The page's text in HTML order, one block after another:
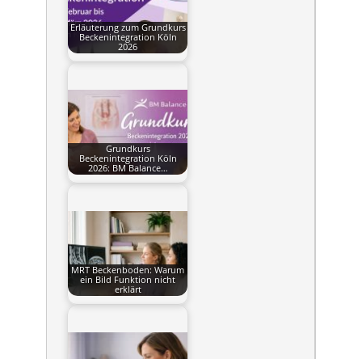
Erläuterung zum Grundkurs
Beckenintegration Köln
2026
Grundkurs
Beckenintegration Köln
2026: BM Balance…
MRT Beckenboden: Warum
ein Bild Funktion nicht
erklärt